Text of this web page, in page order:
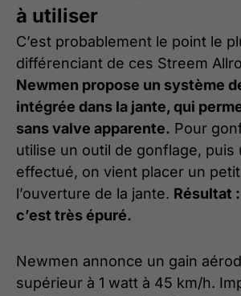
à utiliser
C’est probablement le point le
différenciant de ces Streem
Newmen propose un système
intégrée dans la jante, qui
sans valve apparente. Pour
utilise un outil de gonflage, puis
effectué, on vient placer un
l’ouverture de la jante. Résultat
c’est très épuré.
Newmen annonce un gain
supérieur à 1 watt à 45 km/h.